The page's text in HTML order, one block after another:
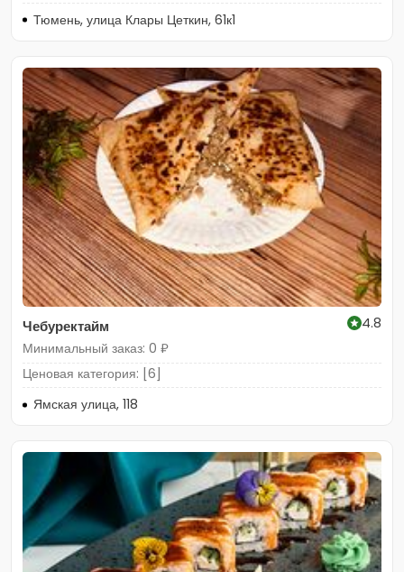
Тюмень, улица Клары Цеткин, 61к1
Чебуректайм
4.8
Минимальный заказ: 0 ₽
Ценовая категория: [6]
Ямская улица, 118